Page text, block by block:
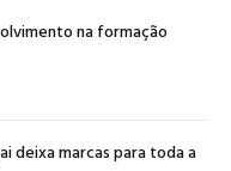
na formação
deixa marcas para toda a